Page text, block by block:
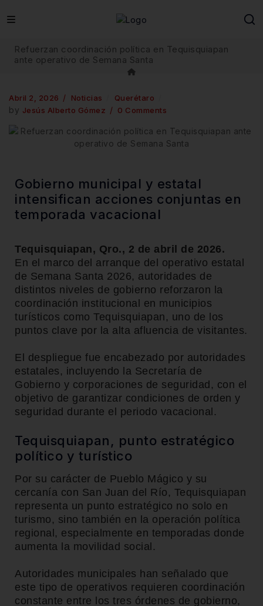
Refuerzan coordinación política en Tequisquiapan
ante operativo de Semana Santa
Abril 2, 2026 Noticias Querétaro
by Jesús Alberto Gómez 0 Comments
Gobierno municipal y estatal
intensifican acciones conjuntas en
temporada vacacional
Tequisquiapan, Qro., 2 de abril de 2026.
En el marco del arranque del operativo estatal
de Semana Santa 2026, autoridades de
distintos niveles de gobierno reforzaron la
coordinación institucional en municipios
turísticos como Tequisquiapan, uno de los
puntos clave por la alta afluencia de visitantes.
El despliegue fue encabezado por autoridades
estatales, incluyendo la Secretaría de
Gobierno y corporaciones de seguridad, con el
objetivo de garantizar condiciones de orden y
seguridad durante el periodo vacacional.
Tequisquiapan, punto estratégico
político y turístico
Por su carácter de Pueblo Mágico y su
cercanía con San Juan del Río, Tequisquiapan
representa un punto estratégico no solo en
turismo, sino también en la operación política
regional, especialmente en temporadas donde
aumenta la movilidad social.
Autoridades municipales han señalado que
este tipo de operativos requieren coordinación
constante entre los tres órdenes de gobierno,